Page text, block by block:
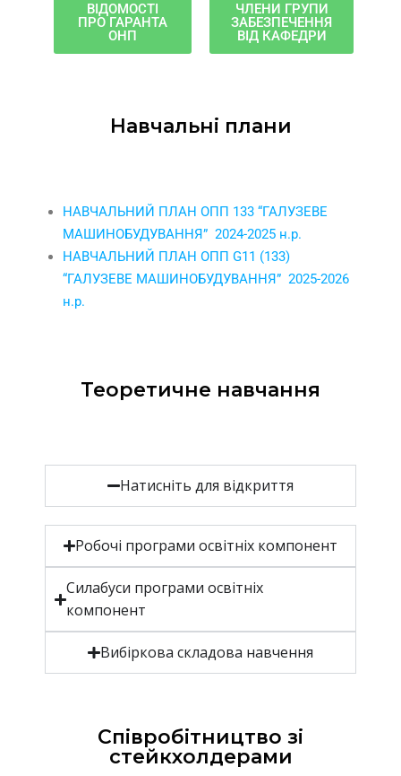
ВІДОМОСТІ
ПРО ГАРАНТА
ОНП
ЧЛЕНИ ГРУПИ
ЗАБЕЗПЕЧЕННЯ
ВІД КАФЕДРИ
Навчальні плани
НАВЧАЛЬНИЙ ПЛАН ОПП 133 “ГАЛУЗЕВЕ
МАШИНОБУДУВАННЯ” 2024-2025 н.р.
НАВЧАЛЬНИЙ ПЛАН ОПП G11 (133)
“ГАЛУЗЕВЕ МАШИНОБУДУВАННЯ” 2025-2026
н.р.
Теоретичне навчання
Натисніть для відкриття
Робочі програми освітніх компонент
Силабуси програми освітніх
компонент
Вибіркова складова навчення
Співробітництво зі
стейкхолдерами